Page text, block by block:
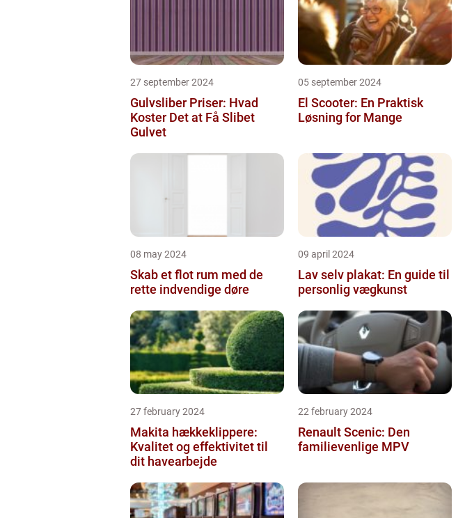
27 september 2024
Gulvsliber Priser: Hvad
Koster Det at Få Slibet
Gulvet
05 september 2024
El Scooter: En Praktisk
Løsning for Mange
08 may 2024
Skab et flot rum med de
rette indvendige døre
09 april 2024
Lav selv plakat: En guide til
personlig vægkunst
27 february 2024
Makita hækkeklippere:
Kvalitet og effektivitet til
dit havearbejde
22 february 2024
Renault Scenic: Den
familievenlige MPV